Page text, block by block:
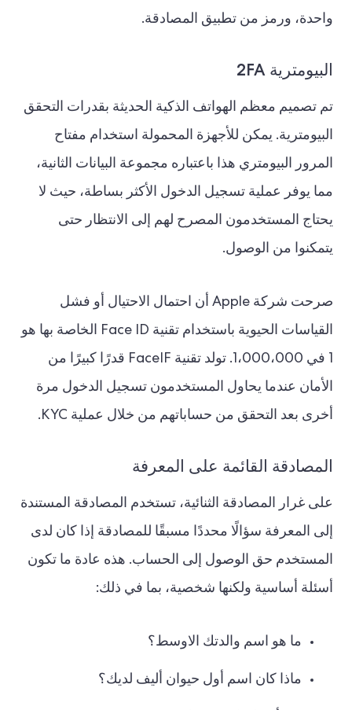
واحدة، ورمز من تطبيق المصادقة.
البيومترية 2FA
تم تصميم معظم الهواتف الذكية الحديثة بقدرات التحقق
البيومترية. يمكن للأجهزة المحمولة استخدام مفتاح
المرور البيومتري هذا باعتباره مجموعة البيانات الثانية،
مما يوفر عملية تسجيل الدخول الأكثر بساطة، حيث لا
يحتاج المستخدمون المصرح لهم إلى الانتظار حتى
يتمكنوا من الوصول.
صرحت شركة Apple أن احتمال الاحتيال أو فشل
القياسات الحيوية باستخدام تقنية Face ID الخاصة بها هو
1 في 1،000،000. تولد تقنية FaceIF قدرًا كبيرًا من
الأمان عندما يحاول المستخدمون تسجيل الدخول مرة
أخرى بعد التحقق من حساباتهم من خلال عملية KYC.
المصادقة القائمة على المعرفة
على غرار المصادقة الثنائية، تستخدم المصادقة المستندة
إلى المعرفة سؤالًا محددًا مسبقًا للمصادقة إذا كان لدى
المستخدم حق الوصول إلى الحساب. هذه عادة ما تكون
أسئلة أساسية ولكنها شخصية، بما في ذلك:
ما هو اسم والدتك الاوسط؟
ماذا كان اسم أول حيوان أليف لديك؟